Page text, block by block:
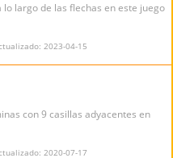
lo largo de las flechas en este juego
2023-04-15
con 9 casillas adyacentes en
2020-07-17